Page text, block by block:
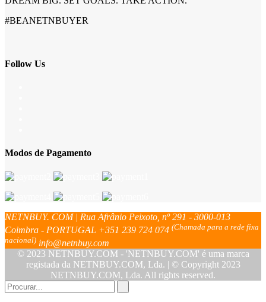
#BEANETNBUYER
Follow Us
Modos de Pagamento
NETNBUY. COM | Rua Afrânio Peixoto, nº 291 - 3000-013
Coimbra - PORTUGAL +351 239 724 074 (Chamada para a rede fixa
nacional) info@netnbuy.com
© 2023 NETNBUY.COM - 'NETNBUY.COM' é uma marca
registada da NETNBUY.COM, Lda. | © Copyright 2023
NETNBUY.COM, Lda. All rights reserved.